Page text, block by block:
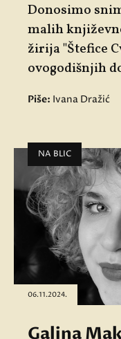
Donosimo
malih
žirija "Štefice
ovogodišnjih
Piše: Ivana Dražić
NA BLIC
06.11.2024.
Galina